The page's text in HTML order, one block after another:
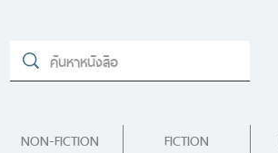
NON-FICTION FICTION